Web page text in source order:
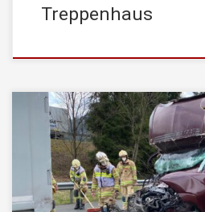
Treppenhaus
Am Dienstag , den 20. April 2021,
Kufstein um 12:39 Uhr von der
Alarmierung zu einem
war dabei: “VU – Person